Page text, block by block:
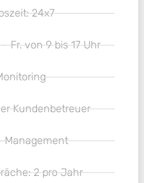
24x7
Fr. von 9 bis 17 Uhr
Kundenbetreuer
Management
2 pro Jahr